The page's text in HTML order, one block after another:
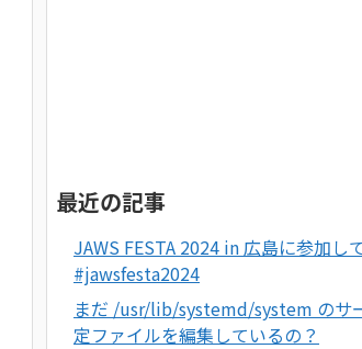
最近の記事
JAWS FESTA 2024 in 広島に参加し
#jawsfesta2024
まだ /usr/lib/systemd/system のサ
定ファイルを編集しているの？